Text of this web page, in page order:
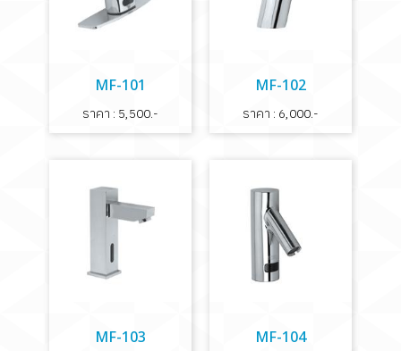
MF-101
ราคา : 5,500.-
MF-102
ราคา : 6,000.-
MF-103 MF-104